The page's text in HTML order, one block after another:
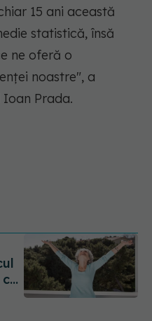
15 ani această
statistică, însă
ne oferă o
noastre", a
Prada.